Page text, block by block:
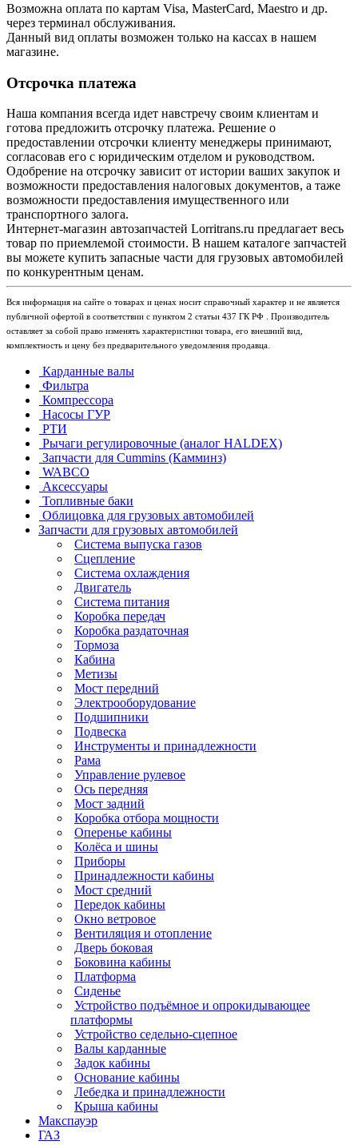
Возможна оплата по картам Visa, MasterCard, Maestro и др.
через терминал обслуживания.
Данный вид оплаты возможен только на кассах в нашем
магазине.
Отсрочка платежа
Наша компания всегда идет навстречу своим клиентам и
готова предложить отсрочку платежа. Решение о
предоставлении отсрочки клиенту менеджеры принимают,
согласовав его с юридическим отделом и руководством.
Одобрение на отсрочку зависит от истории ваших закупок и
возможности предоставления налоговых документов, а таже
возможности предоставления имущественного или
транспортного залога.
Интернет-магазин автозапчастей Lorritrans.ru предлагает весь
товар по приемлемой стоимости. В нашем каталоге запчастей
вы можете купить запасные части для грузовых автомобилей
по конкурентным ценам.
Вся информация на сайте о товарах и ценах носит справочный характер и не является
публичной офертой в соответствии с пунктом 2 статьи 437 ГК РФ . Производитель
оставляет за собой право изменять характеристики товара, его внешний вид,
комплектность и цену без предварительного уведомления продавца.
Карданные валы
Фильтра
Компрессора
Насосы ГУР
РТИ
Рычаги регулировочные (аналог HALDEX)
Запчасти для Cummins (Камминз)
WABCO
Аксессуары
Топливные баки
Облицовка для грузовых автомобилей
Запчасти для грузовых автомобилей
Система выпуска газов
Сцепление
Система охлаждения
Двигатель
Система питания
Коробка передач
Коробка раздаточная
Тормоза
Кабина
Метизы
Мост передний
Электрооборудование
Подшипники
Подвеска
Инструменты и принадлежности
Рама
Управление рулевое
Ось передняя
Мост задний
Коробка отбора мощности
Оперенье кабины
Колёса и шины
Приборы
Принадлежности кабины
Мост средний
Передок кабины
Окно ветровое
Вентиляция и отопление
Дверь боковая
Боковина кабины
Платформа
Сиденье
Устройство подъёмное и опрокидывающее
платформы
Устройство седельно-сцепное
Валы карданные
Задок кабины
Основание кабины
Лебедка и принадлежности
Крыша кабины
Макспауэр
ГАЗ